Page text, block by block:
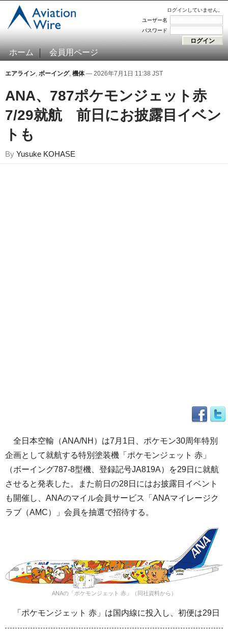
ログインしていません。
ユーザー名
パスワード
ホーム 会員用ページ
エアライン, ボーイング, 機体— 2026年7月1日 11:38 JST
ANA、787ポケモンジェット赤
7/29就航 前日にお披露目イベン
トも
By Yusuke KOHASE
全日本空輸（ANA/NH）は7月1日、ポケモン30周年特別
企画として就航する特別塗装機「ポケモンジェット 赤」
（ボーイング787-8型機、登録記号JA819A）を29日に就航
させると発表した。また前日の28日にはお披露目イベント
も開催し、ANAのマイル会員サービス「ANAマイレージク
ラブ（AMC）」会員を抽選で招待する。
ANAの「ポケモンジェット 赤」（同社資料から）
「ポケモンジェット 赤」は国内線に投入し、初便は29日